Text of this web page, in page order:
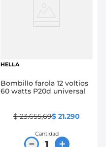
HELLA
Bombillo farola 12 voltios
60 watts P20d universal
$ 23.655,69$ 21.290
Cantidad
＋
－